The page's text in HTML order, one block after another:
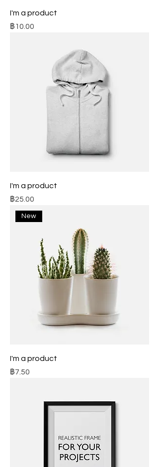
I'm a product
ราคา
฿10.00
I'm a product
ราคา
฿25.00
New
I'm a product
ราคา
฿7.50